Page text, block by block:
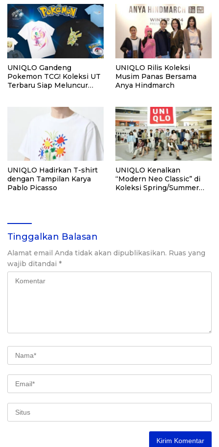
UNIQLO Gandeng
Pokemon TCG! Koleksi UT
Terbaru Siap Meluncur
UNIQLO Rilis Koleksi
Musim Panas Bersama
Anya Hindmarch
UNIQLO Hadirkan T-shirt
dengan Tampilan Karya
Pablo Picasso
UNIQLO Kenalkan
“Modern Neo Classic” di
Koleksi Spring/Summer
Tinggalkan Balasan
Alamat email Anda tidak akan dipublikasikan. Ruas yang
wajib ditandai *